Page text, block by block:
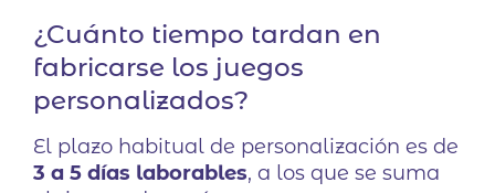
¿Cuánto tiempo tardan en
fabricarse los juegos
personalizados?
El plazo habitual de personalización es de
3 a 5 días laborables, a los que se suma